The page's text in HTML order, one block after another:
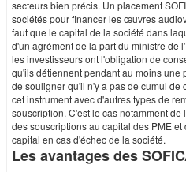
secteurs bien précis. Un placement
sociétés pour financer les œuvres
faut que le capital de la société dans
d'un agrément de la part du ministre de
les investisseurs ont l'obligation de
qu'ils détiennent pendant au moins une
de souligner qu'il n'y a pas de cumul de
cet instrument avec d'autres types de
souscription. C'est le cas notamment
des souscriptions au capital des PME
capital en cas d'échec de la société.
Les avantages des